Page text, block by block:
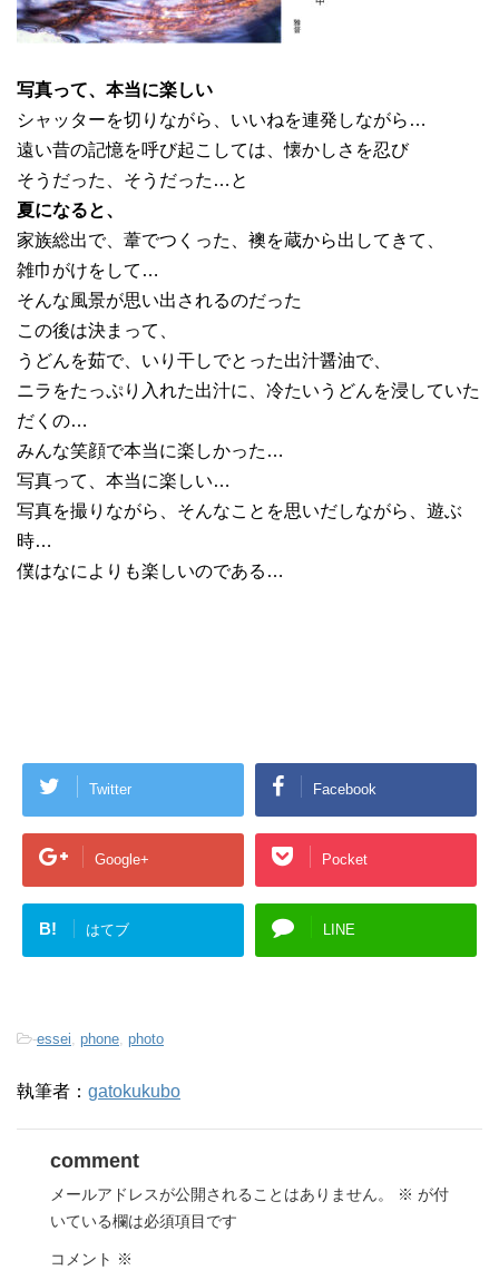
写真って、本当に楽しい
シャッターを切りながら、いいねを連発しながら…
遠い昔の記憶を呼び起こしては、懐かしさを忍び
そうだった、そうだった…と
夏になると、
家族総出で、葦でつくった、襖を蔵から出してきて、
雑巾がけをして…
そんな風景が思い出されるのだった
この後は決まって、
うどんを茹で、いり干しでとった出汁醤油で、
ニラをたっぷり入れた出汁に、冷たいうどんを浸していた
だくの…
みんな笑顔で本当に楽しかった…
写真って、本当に楽しい…
写真を撮りながら、そんなことを思いだしながら、遊ぶ
時…
僕はなによりも楽しいのである…
Twitter Facebook
Google+ Pocket
B! はてブ LINE
-essei phone photo
執筆者： gatokukubo
comment
メールアドレスが公開されることはありません。 ※ が付
いている欄は必須項目です
コメント ※